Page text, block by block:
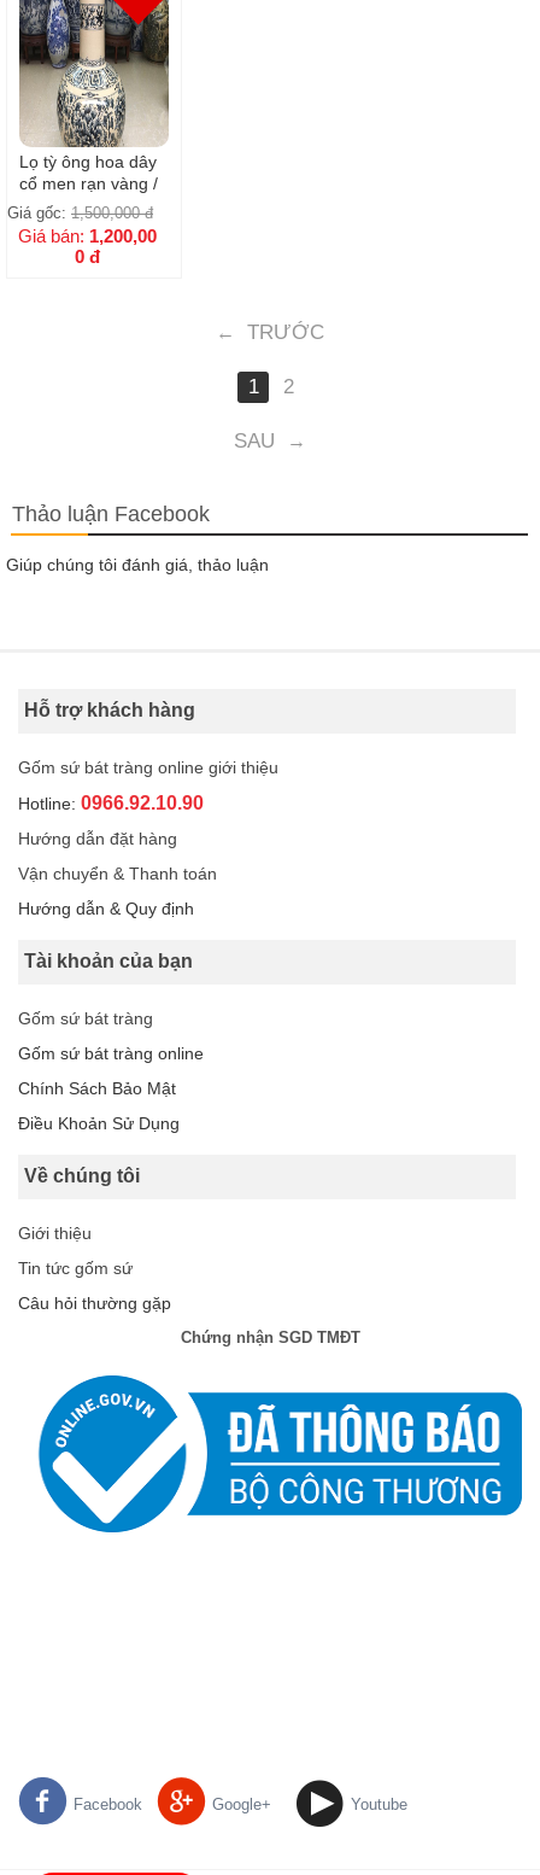
Lọ tỳ ông hoa dây
cổ men rạn vàng /
H42cm- D30cm
Giá gốc: 1,500,000 đ
Giá bán: 1,200,00
0 đ
← TRƯỚC
1 2
SAU →
Thảo luận Facebook
Giúp chúng tôi đánh giá, thảo luận
Hỗ trợ khách hàng
Gốm sứ bát tràng online giới thiệu
Hotline: 0966.92.10.90
Hướng dẫn đặt hàng
Vận chuyển & Thanh toán
Hướng dẫn & Quy định
Tài khoản của bạn
Gốm sứ bát tràng
Gốm sứ bát tràng online
Chính Sách Bảo Mật
Điều Khoản Sử Dụng
Về chúng tôi
Giới thiệu
Tin tức gốm sứ
Câu hỏi thường gặp
Chứng nhận SGD TMĐT
Facebook Google+ Youtube